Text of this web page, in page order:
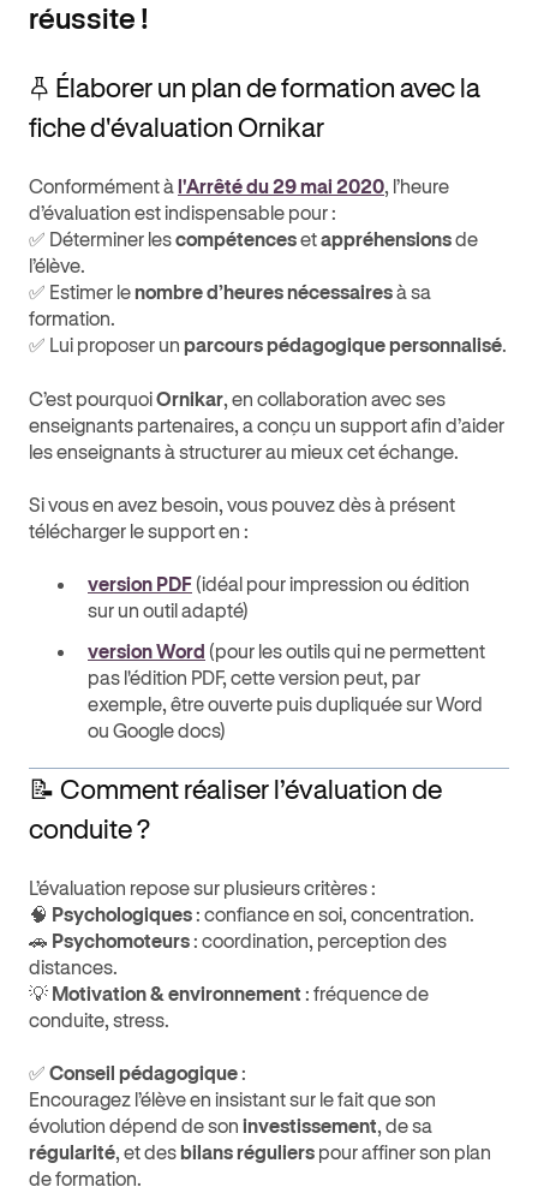
réussite !
📌 Élaborer un plan de formation avec la
fiche d'évaluation Ornikar
Conformément àl'Arrêté du 29 mai 2020, l’heure
d’évaluation est indispensable pour :
✅ Déterminer lescompétencesetappréhensionsde
l’élève.
✅ Estimer lenombre d’heures nécessairesà sa
formation.
✅ Lui proposer un parcours pédagogique personnalisé.
C’est pourquoiOrnikar , en collaboration avec ses
enseignants partenaires, a conçu un support afin d’aider
les enseignants à structurer au mieux cet échange.
Si vous en avez besoin, vous pouvez dès à présent
télécharger le support en :
version PDF (idéal pour impression ou édition
sur un outil adapté)
version Word (pour les outils qui ne permettent
pas l'édition PDF, cette version peut, par
exemple, être ouverte puis dupliquée sur Word
ou Google docs)
📝 Comment réaliser l’évaluation de
conduite ?
L’évaluation repose sur plusieurs critères :
🧠 Psychologiques: confiance en soi, concentration.
🚗 Psychomoteurs: coordination, perception des
distances.
💡 Motivation & environnement : fréquence de
conduite, stress.
✅ Conseil pédagogique:
Encouragez l’élève en insistant sur le fait que son
évolution dépend de son investissement, de sa
régularité, et desbilans réguliers pour affiner son plan
de formation.